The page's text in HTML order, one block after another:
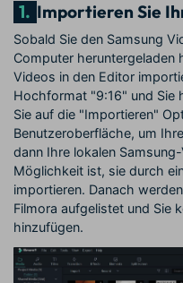
1. Importieren Sie
Sobald Sie den Samsung
Computer heruntergeladen
Videos in den Editor
Hochformat "9:16" und Sie
Sie auf die "Importieren"
Benutzeroberfläche, um
dann Ihre lokalen
Möglichkeit ist, sie durch
importieren. Danach
Filmora aufgelistet und Sie
hinzufügen.